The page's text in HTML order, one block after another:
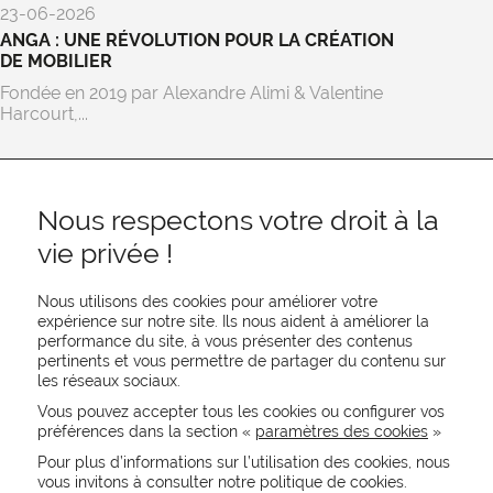
23-06-2026
ANGA : UNE RÉVOLUTION POUR LA CRÉATION
DE MOBILIER
Fondée en 2019 par Alexandre Alimi & Valentine
Harcourt,...
REJOIGNEZ-NOUS
CONTACTEZ-NOUS
NEWSLETTER
Recevez les actualités MOORE en exclusivité
Nous respectons votre droit à la
vie privée !
Nous utilisons des cookies pour améliorer votre
expérience sur notre site. Ils nous aident à améliorer la
performance du site, à vous présenter des contenus
pertinents et vous permettre de partager du contenu sur
les réseaux sociaux.
Vous pouvez accepter tous les cookies ou configurer vos
préférences dans la section « paramètres des cookies »
Pour plus d’informations sur l’utilisation des cookies, nous
vous invitons à consulter notre politique de cookies.